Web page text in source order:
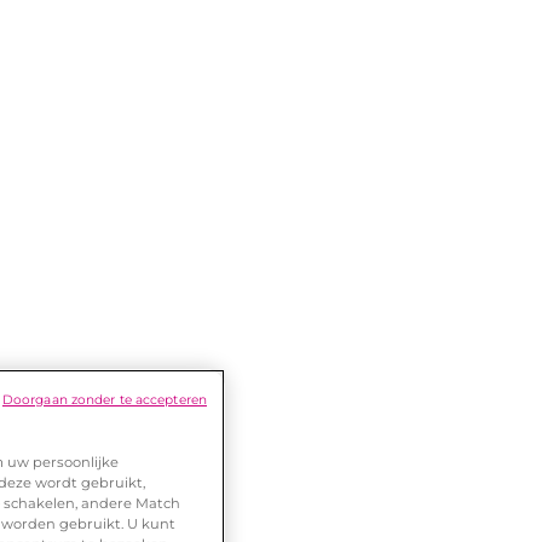
uw persoonlijke
wordt gebruikt,
andere Match
gebruikt. U kunt
Doorgaan zonder te accepteren